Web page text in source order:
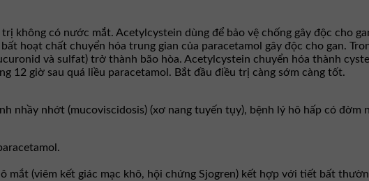
không có nước mắt. Acetylcystein dùng để bảo vệ chống gây độc cho
hoạt chất chuyển hóa trung gian của paracetamol gây độc cho gan.
và sulfat) trở thành bão hòa. Acetylcystein chuyển hóa thành
12 giờ sau quá liều paracetamol. Bắt đầu điều trị càng sớm càng tốt.
nhầy nhớt (mucoviscidosis) (xơ nang tuyến tụy), bệnh lý hô hấp có đờm
(viêm kết giác mạc khô, hội chứng Sjogren) kết hợp với tiết bất